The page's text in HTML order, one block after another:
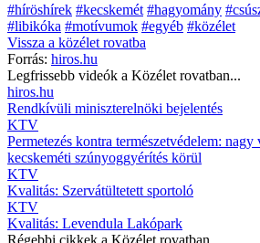
#híröshírek #kecskemét #hagyomány
#libikóka #motívumok #egyéb #közélet
Vissza a közélet rovatba
Forrás: hiros.hu
Legfrissebb videók a Közélet rovatban...
hiros.hu
Rendkívüli miniszterelnöki bejelentés
KTV
Permetezés kontra természetvédelem:
kecskeméti szúnyoggyérítés körül
KTV
Kvalitás: Szervátültetett sportoló
KTV
Kvalitás: Levendula Lakópark
Régebbi cikkek a Közélet rovatban...